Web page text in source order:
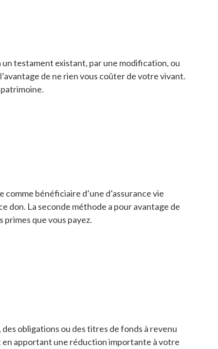
un testament existant, par une modification, ou
de ne rien vous coûter de votre vivant.
bénéficiaire d’une d’assurance vie
don. La seconde méthode a pour avantage de
que vous payez.
obligations ou des titres de fonds à revenu
apportant une réduction importante à votre